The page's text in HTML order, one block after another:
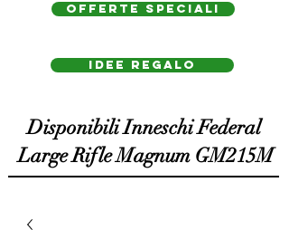
OFFERTE SPECIALI
IDEE REGAlo
Disponibili Inneschi Federal
Large Rifle Magnum GM215M